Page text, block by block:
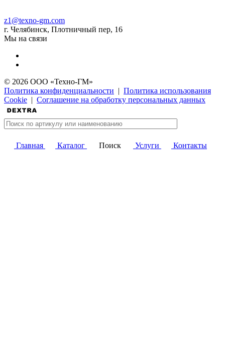
z1@texno-gm.com
г. Челябинск, Плотничный пер, 16
Мы на связи
© 2026 ООО «Техно-ГМ»
Политика конфиденциальности | Политика использования
Cookie | Соглашение на обработку персональных данных
Главная Каталог Поиск Услуги Контакты